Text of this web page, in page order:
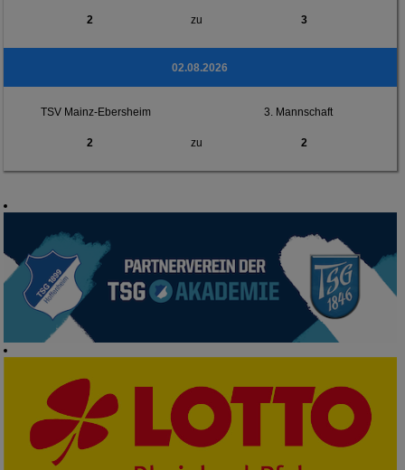
2 zu 3
02.08.2026
TSV Mainz-Ebersheim 3. Mannschaft
2 zu 2